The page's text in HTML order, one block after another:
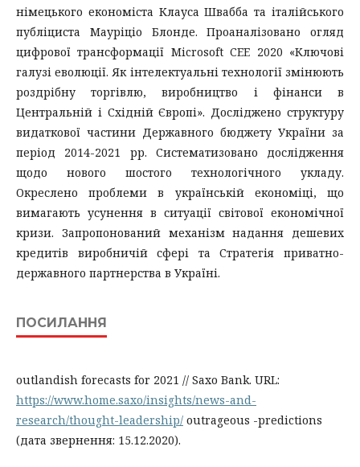
німецького економіста Клауса Швабба та італійського
публіциста Мауріціо Блонде. Проаналізовано огляд
цифрової трансформації Microsoft CEE 2020 «Ключові
галузі еволюції. Як інтелектуальні технології змінюють
роздрібну торгівлю, виробництво і фінанси в
Центральній і Східній Європі». Досліджено структуру
видаткової частини Державного бюджету України за
період 2014-2021 рр. Систематизовано дослідження
щодо нового шостого технологічного укладу.
Окреслено проблеми в українській економіці, що
вимагають усунення в ситуації світової економічної
кризи. Запропонований механізм надання дешевих
кредитів виробничій сфері та Стратегія приватно-
державного партнерства в Україні.
ПОСИЛАННЯ
outlandish forecasts for 2021 // Saxo Bank. URL:
https://www.home.saxo/insights/news-and-
research/thought-leadership/ outrageous -predictions
(дата звернення: 15.12.2020).